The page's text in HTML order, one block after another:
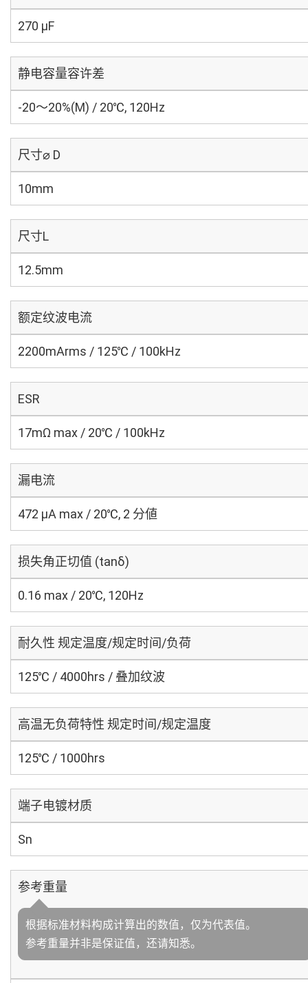
270 µF
静电容量容许差
-20～20%(M) / 20℃, 120Hz
尺寸⌀ D
10mm
尺寸L
12.5mm
额定纹波电流
2200mArms / 125℃ / 100kHz
ESR
17mΩ max / 20℃ / 100kHz
漏电流
472 μA max / 20℃, 2 分値
损失角正切值 (tanδ)
0.16 max / 20℃, 120Hz
耐久性 规定温度/规定时间/负荷
125℃ / 4000hrs / 叠加纹波
高温无负荷特性 规定时间/规定温度
125℃ / 1000hrs
端子电镀材质
Sn
参考重量
根据标准材料构成计算出的数值，仅为代表值。
参考重量并非是保证值，还请知悉。